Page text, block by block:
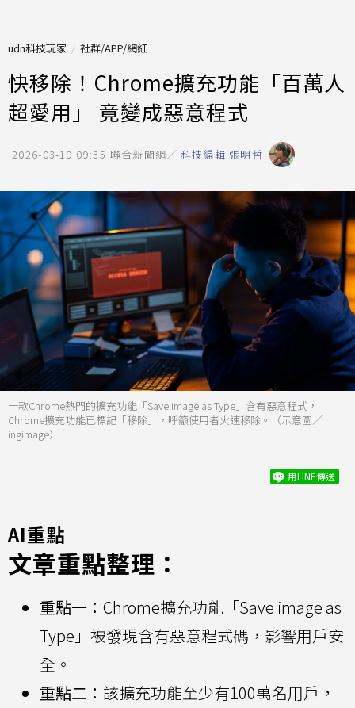
udn科技玩家 社群/APP/網紅
快移除！Chrome擴充功能「百萬人
超愛用」 竟變成惡意程式
2026-03-19 09:35 聯合新聞網／ 科技編輯 張明哲
一款Chrome熱門的擴充功能「Save image as Type」含有惡意程式，
Chrome擴充功能已標記「移除」，呼籲使用者火速移除。（示意圖／
ingimage）
用LINE傳送
AI重點
文章重點整理：
重點一： Chrome擴充功能「Save image as
Type」被發現含有惡意程式碼，影響用戶安
全。
重點二： 該擴充功能至少有100萬名用戶，